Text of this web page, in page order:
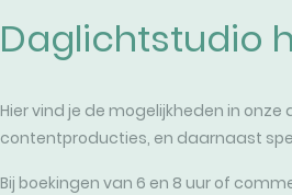
Daglichtstudio
Hier vind je de mogelijkheden in
contentproducties, en daarnaast
Bij boekingen van 6 en 8 uur of